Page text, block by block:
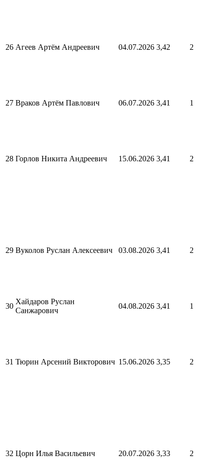
26 Агеев Артём Андреевич 04.07.2026 3,42 2
27 Враков Артём Павлович 06.07.2026 3,41 1
28 Горлов Никита Андреевич 15.06.2026 3,41 2
29 Вуколов Руслан Алексеевич 03.08.2026 3,41 2
30
Хайдаров Руслан
Санжарович
04.08.2026 3,41 1
31 Тюрин Арсений Викторович 15.06.2026 3,35 2
32 Цорн Илья Васильевич 20.07.2026 3,33 2